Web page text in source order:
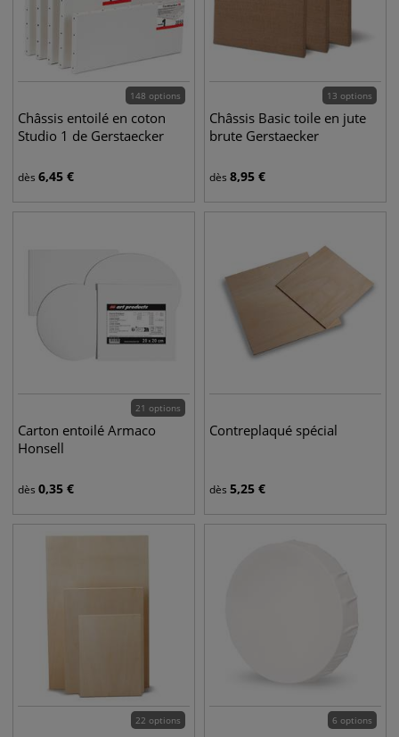
148 options
Châssis entoilé en coton
Studio 1 de Gerstaecker
dès 6,45 €
13 options
Châssis Basic toile en jute
brute Gerstaecker
dès 8,95 €
21 options
Carton entoilé Armaco
Honsell
dès 0,35 €
Contreplaqué spécial
dès 5,25 €
22 options 6 options